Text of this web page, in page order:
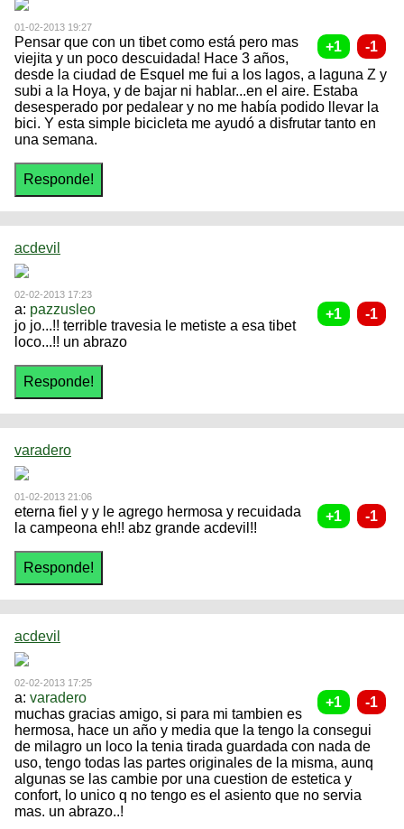
01-02-2013 19:27
Pensar que con un tibet como está pero mas
viejita y un poco descuidada! Hace 3 años,
desde la ciudad de Esquel me fui a los lagos, a laguna Z y
subi a la Hoya, y de bajar ni hablar...en el aire. Estaba
desesperado por pedalear y no me había podido llevar la
bici. Y esta simple bicicleta me ayudó a disfrutar tanto en
una semana.
acdevil
02-02-2013 17:23
a: pazzusleo
jo jo...!! terrible travesia le metiste a esa tibet
loco...!! un abrazo
varadero
01-02-2013 21:06
eterna fiel y y le agrego hermosa y recuidada
la campeona eh!! abz grande acdevil!!
acdevil
02-02-2013 17:25
a: varadero
muchas gracias amigo, si para mi tambien es
hermosa, hace un año y media que la tengo la consegui
de milagro un loco la tenia tirada guardada con nada de
uso, tengo todas las partes originales de la misma, aunq
algunas se las cambie por una cuestion de estetica y
confort, lo unico q no tengo es el asiento que no servia
mas. un abrazo..!